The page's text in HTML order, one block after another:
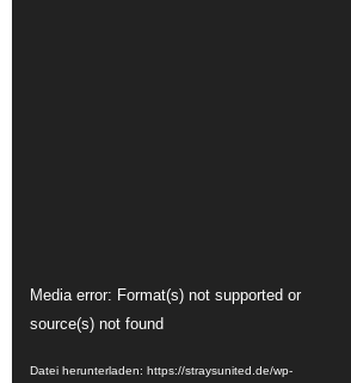
Video-
Player
Media error: Format(s) not supported or
source(s) not found
Datei herunterladen: https://straysunited.de/wp-